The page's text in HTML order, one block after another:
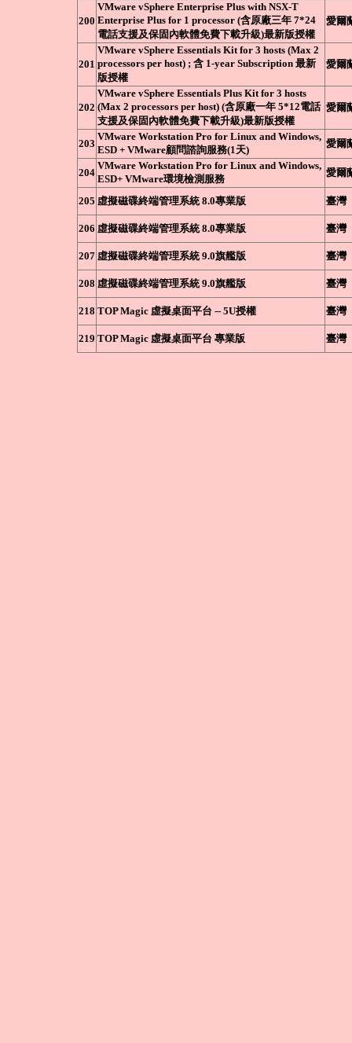
200
VMware vSphere Enterprise Plus with NSX-T
Enterprise Plus for 1 processor (含原廠三年 7*24
電話支援及保固內軟體免費下載升級)最新版授權
愛爾
201
VMware vSphere Essentials Kit for 3 hosts (Max 2
processors per host) ; 含 1-year Subscription 最新
版授權
愛爾
202
VMware vSphere Essentials Plus Kit for 3 hosts
(Max 2 processors per host) (含原廠一年 5*12電話
支援及保固內軟體免費下載升級)最新版授權
愛爾
203
VMware Workstation Pro for Linux and Windows,
ESD + VMware顧問諮詢服務(1天)
愛爾
204
VMware Workstation Pro for Linux and Windows,
ESD+ VMware環境檢測服務
愛爾
205 虛擬磁碟終端管理系統 8.0專業版 臺灣
206 虛擬磁碟終端管理系統 8.0專業版 臺灣
207 虛擬磁碟終端管理系統 9.0旗艦版 臺灣
208 虛擬磁碟終端管理系統 9.0旗艦版 臺灣
218 TOP Magic 虛擬桌面平台 -- 5U授權 臺灣
219 TOP Magic 虛擬桌面平台 專業版 臺灣